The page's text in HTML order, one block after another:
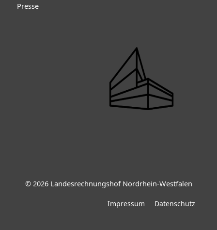
Presse
© 2026 Landesrechnungshof Nordrhein-Westfalen
Impressum Datenschutz